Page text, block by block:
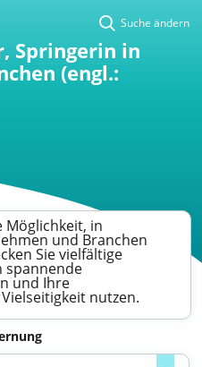
Suche ändern
Springerin in
(engl.:
Möglichkeit, in
und Branchen
Sie vielfältige
spannende
und Ihre
nutzen.